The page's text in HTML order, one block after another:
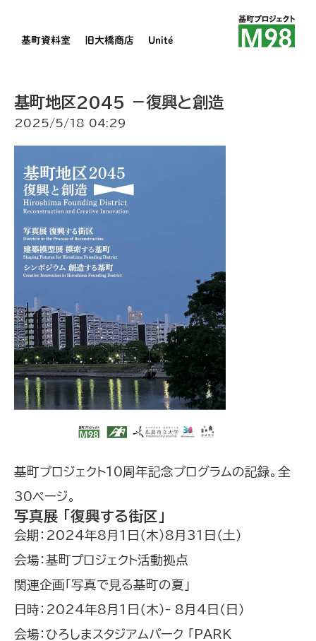
基町資料室 旧大橋商店 Unité
基町地区2045 －復興と創造
2025/5/18 04:29
基町プロジェクト10周年記念プログラムの記録。全
30ページ。
写真展 「復興する街区」
会期：2024年8月1日（木）8月31日（土）
会場：基町プロジェクト活動拠点
関連企画「写真で見る基町の夏」
日時：2024年8月1日（木）- 8月4日（日）
会場：ひろしまスタジアムパーク 「PARK